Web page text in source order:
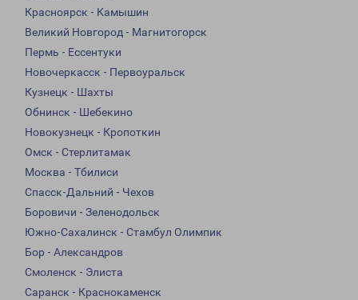
Красноярск - Камышин
Великий Новгород - Магнитогорск
Пермь - Ессентуки
Новочеркасск - Первоуральск
Кузнецк - Шахты
Обнинск - Шебекино
Новокузнецк - Кропоткин
Омск - Стерлитамак
Москва - Тбилиси
Спасск-Дальний - Чехов
Боровичи - Зеленодольск
Южно-Сахалинск - Стамбул Олимпик
Бор - Александров
Смоленск - Элиста
Саранск - Краснокаменск